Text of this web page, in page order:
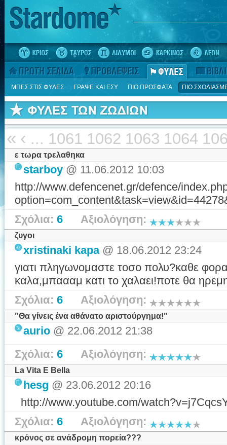
ΜΠΕΣ ΣΤΙΣ ΦΥΛΕΣ ΓΡΑΨΕ ΚΑΙ ΕΣΥ ΠΙΟ ΠΡΟΣΦΑΤΑ ΠΙΟ
« ‹ ... 1061 1062 1063 1064
ε τωρα τρελαθηκα
starboy @ 11.06.2012 10:03
http://www.defencenet.gr/defence/
Σχόλια: 6 Αξιολόγηση:
ζυγοι
xristinaki kapa@ 18.06.2012 23:24
γιατι πληγωνομαστε τοσο πολυ?καθε
καλα,μπαααμ κατι το χαλαει!ποτε θα
Σχόλια: 6 Αξιολόγηση:
"Θα γίνεις ένα αθάνατο αριστούργημα!"
aurio @ 22.06.2012 21:38
Σχόλια: 6 Αξιολόγηση:
La Vita E Bella
hesg @ 23.06.2012 20:16
http://www.youtube.com/
Σχόλια: 6 Αξιολόγηση:
κρόνος σε ανάδρομη πορεία???